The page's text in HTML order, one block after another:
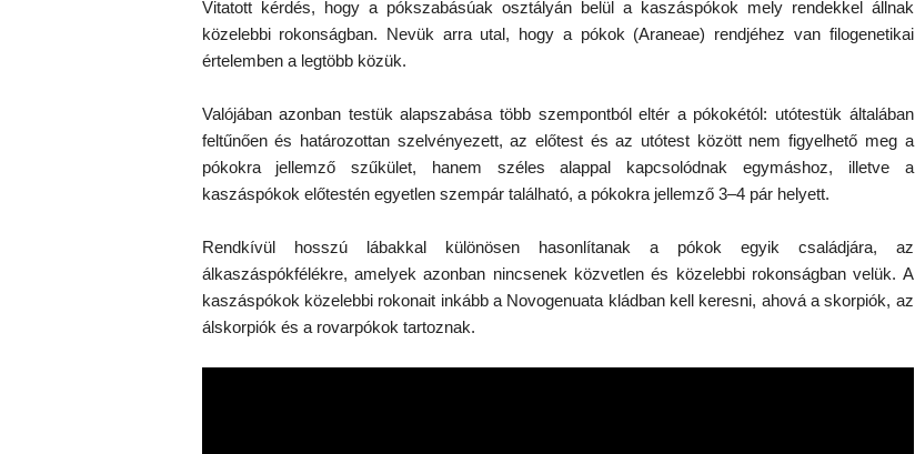
Vitatott kérdés, hogy a pókszabásúak osztályán belül a kaszáspókok mely rendekkel állnak
közelebbi rokonságban. Nevük arra utal, hogy a pókok (Araneae) rendjéhez van filogenetikai
értelemben a legtöbb közük.
Valójában azonban testük alapszabása több szempontból eltér a pókokétól: utótestük általában
feltűnően és határozottan szelvényezett, az előtest és az utótest között nem figyelhető meg a
pókokra jellemző szűkület, hanem széles alappal kapcsolódnak egymáshoz, illetve a
kaszáspókok előtestén egyetlen szempár található, a pókokra jellemző 3–4 pár helyett.
Rendkívül hosszú lábakkal különösen hasonlítanak a pókok egyik családjára, az
álkaszáspókfélékre, amelyek azonban nincsenek közvetlen és közelebbi rokonságban velük. A
kaszáspókok közelebbi rokonait inkább a Novogenuata kládban kell keresni, ahová a skorpiók, az
álskorpiók és a rovarpókok tartoznak.